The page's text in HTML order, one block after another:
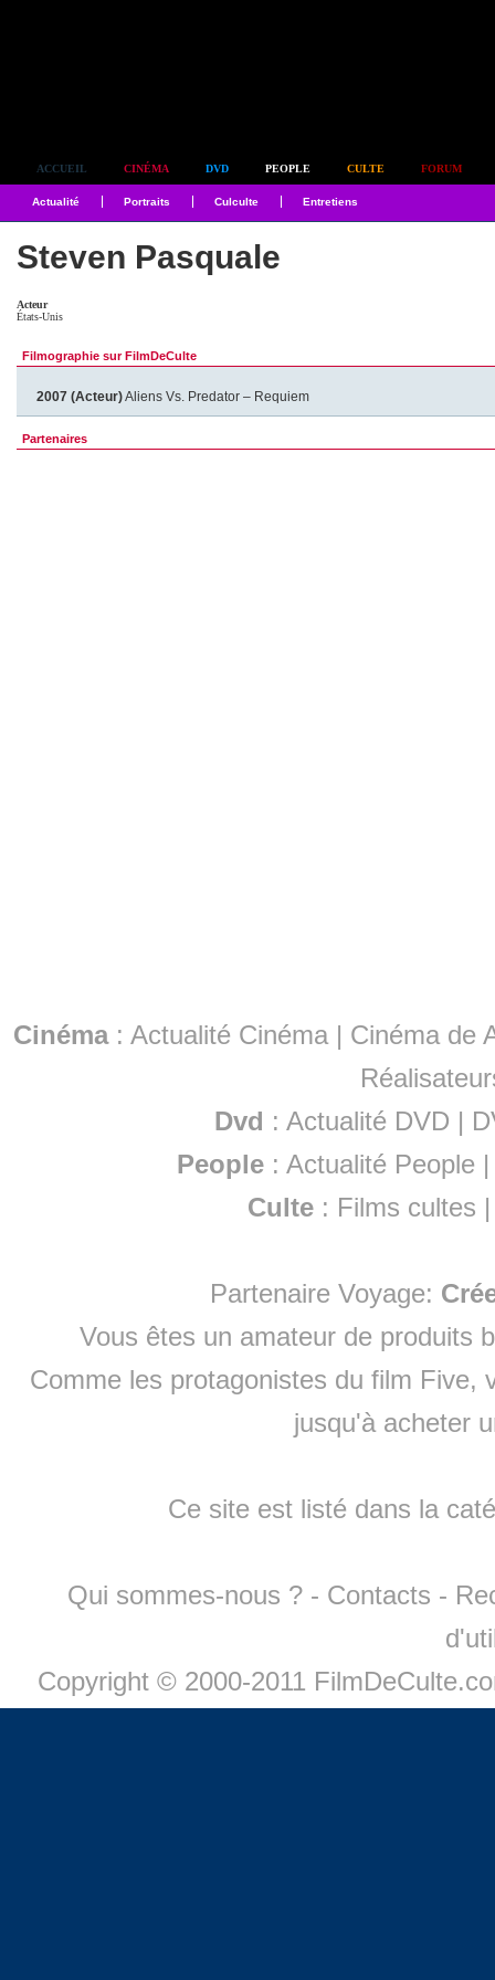
ACCUEIL CINÉMA DVD PEOPLE CULTE FORUM
Actualité Portraits Culculte Entretiens
Steven Pasquale
Acteur
États-Unis
Filmographie sur FilmDeCulte
2007 (Acteur)Aliens Vs. Predator – Requiem
Partenaires
Cinéma: Actualité Cinéma | Cinéma de
Dvd : Actualité DVD |
People :Actualité People
Culte : Films cultes
Partenaire Voyage:
Vous êtes un amateur de produits
Comme les protagonistes du film Five,
jusqu'à acheter
Ce site est listé dans la
Qui sommes-nous ? - Contacts -
Copyright © 2000-2011